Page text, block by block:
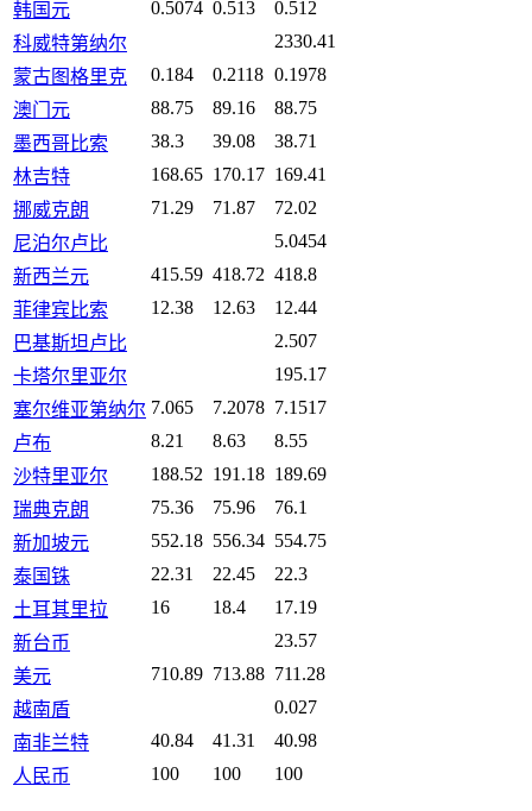
韩国元 0.5074 0.513
0.512
科威特第纳尔
2330.41
蒙古图格里克
0.184 0.2118 0.1978
澳门元
88.75 89.16
88.75
墨西哥比索
38.3 39.08
38.71
林吉特
168.65 170.17 169.41
挪威克朗
71.29 71.87
72.02
尼泊尔卢比
5.0454
新西兰元
415.59 418.72 418.8
菲律宾比索
12.38 12.63
12.44
巴基斯坦卢比
2.507
卡塔尔里亚尔
195.17
塞尔维亚第纳尔 7.065 7.2078 7.1517
卢布
8.21 8.63
8.55
沙特里亚尔
188.52 191.18 189.69
瑞典克朗
75.36 75.96
76.1
新加坡元
552.18 556.34 554.75
泰国铢
22.31 22.45
22.3
土耳其里拉
16 18.4
17.19
新台币
23.57
美元
710.89 713.88 711.28
越南盾
0.027
南非兰特
40.84 41.31
40.98
人民币
100 100 100